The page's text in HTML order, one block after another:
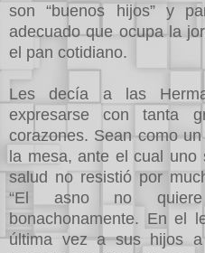
son “buenos hijos” y
adecuado que ocupa la
el pan cotidiano.
Les decía a las
expresarse con tanta
corazones. Sean como
la mesa, ante el cual uno
salud no resistió por
“El asno no quiere
bonachonamente. En el
última vez a sus hijos